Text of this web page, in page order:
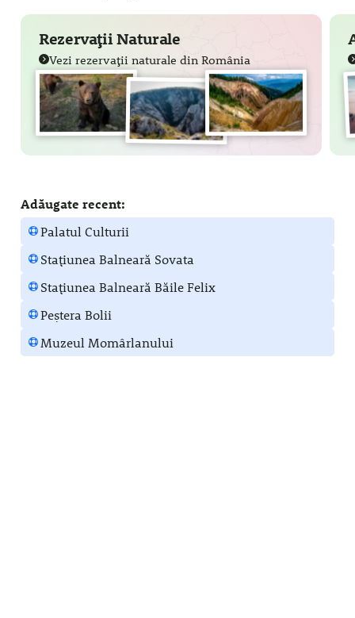
Rezervații Naturale
Vezi rezervații naturale din România
Adăugate recent:
Palatul Culturii
Stațiunea Balneară Sovata
Stațiunea Balneară Băile Felix
Peștera Bolii
Muzeul Momârlanului